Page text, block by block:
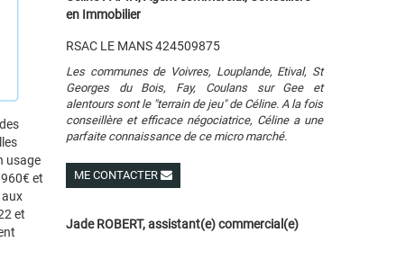
usage
et
aux
et
en Immobilier
RSAC LE MANS 424509875
Les communes de Voivres, Louplande, Etival, St
Georges du Bois, Fay, Coulans sur Gee et
alentours sont le "terrain de jeu" de Céline. A la fois
conseillère et efficace négociatrice, Céline a une
parfaite connaissance de ce micro marché.
ME CONTACTER
Jade ROBERT, assistant(e) commercial(e)